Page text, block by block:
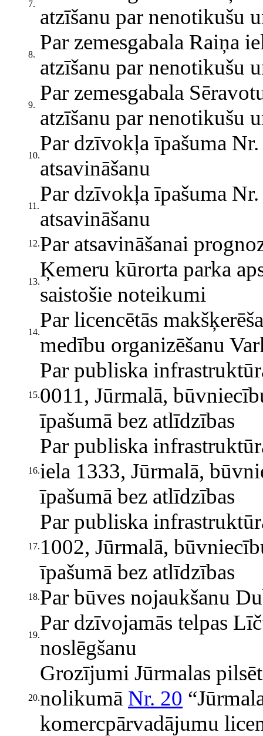
7.
atzīšanu par nenotikušu
8.
Par zemesgabala Raiņa
atzīšanu par nenotikušu
9.
Par zemesgabala
atzīšanu par nenotikušu
10.
Par dzīvokļa īpašuma
atsavināšanu
11.
Par dzīvokļa īpašuma
atsavināšanu
12.Par atsavināšanai
13.
Ķemeru kūrorta parka
saistošie noteikumi
14.
Par licencētās
medību organizēšanu
15.
Par publiska
0011, Jūrmalā,
īpašumā bez atlīdzības
16.
Par publiska
iela 1333, Jūrmalā,
īpašumā bez atlīdzības
17.
Par publiska
1002, Jūrmalā,
īpašumā bez atlīdzības
18.Par būves nojaukšanu
19.
Par dzīvojamās telpas
noslēgšanu
20.
Grozījumi Jūrmalas
nolikumā Nr. 20
komercpārvadājumu